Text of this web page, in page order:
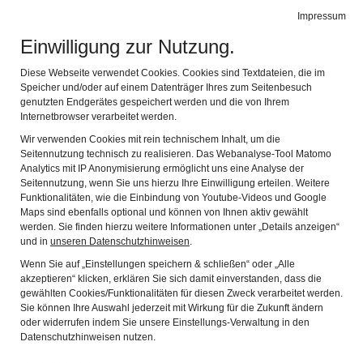
Impressum
Einwilligung zur Nutzung.
Diese Webseite verwendet Cookies. Cookies sind Textdateien, die im
Speicher und/oder auf einem Datenträger Ihres zum Seitenbesuch
genutzten Endgerätes gespeichert werden und die von Ihrem
Internetbrowser verarbeitet werden.
Wir verwenden Cookies mit rein technischem Inhalt, um die
Seitennutzung technisch zu realisieren. Das Webanalyse-Tool Matomo
Analytics mit IP Anonymisierung ermöglicht uns eine Analyse der
Seitennutzung, wenn Sie uns hierzu Ihre Einwilligung erteilen. Weitere
Funktionalitäten, wie die Einbindung von Youtube-Videos und Google
Maps sind ebenfalls optional und können von Ihnen aktiv gewählt
werden. Sie finden hierzu weitere Informationen unter „Details anzeigen“
und in unseren Datenschutzhinweisen.
Wenn Sie auf „Einstellungen speichern & schließen“ oder „Alle
akzeptieren“ klicken, erklären Sie sich damit einverstanden, dass die
gewählten Cookies/Funktionalitäten für diesen Zweck verarbeitet werden.
Sie können Ihre Auswahl jederzeit mit Wirkung für die Zukunft ändern
oder widerrufen indem Sie unsere Einstellungs-Verwaltung in den
Datenschutzhinweisen nutzen.
de en
KEMPTEN-MUSEUM
IM ZUMSTEINHAUS
Erklärung zur
Barrierefreiheit
Das Kulturamt Kempten (Allgäu) ist bemüht, die
unten genannte Website im Einklang mit der
Bayerischen E-Government-Verordnung (BayEGovV)
in Verbindung mit der Barrierefreie-
Informationstechnik-Verordnung (BITV) barrierefrei